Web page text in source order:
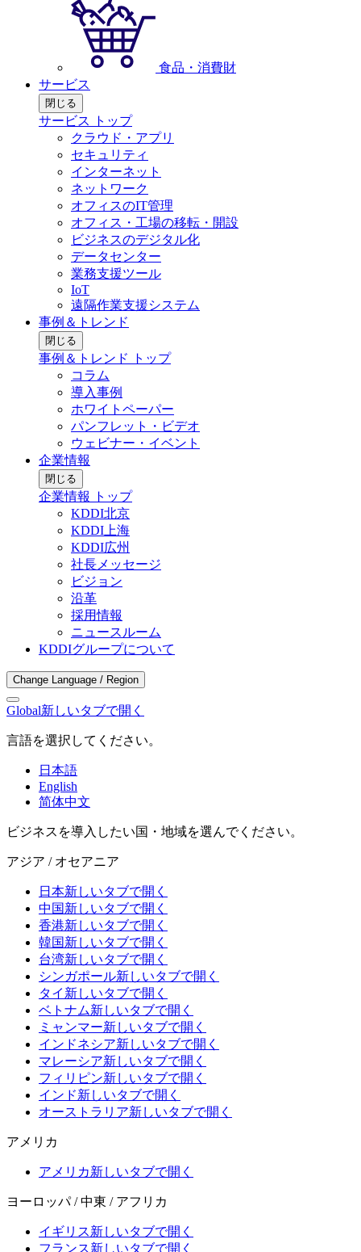
食品・消費財
サービス
閉じる
サービス トップ
クラウド・アプリ
セキュリティ
インターネット
ネットワーク
オフィスのIT管理
オフィス・工場の移転・開設
ビジネスのデジタル化
データセンター
業務支援ツール
IoT
遠隔作業支援システム
事例＆トレンド
閉じる
事例＆トレンド トップ
コラム
導入事例
ホワイトペーパー
パンフレット・ビデオ
ウェビナー・イベント
企業情報
閉じる
企業情報 トップ
KDDI北京
KDDI上海
KDDI広州
社長メッセージ
ビジョン
沿革
採用情報
ニュースルーム
KDDIグループについて
Change Language / Region
Global新しいタブで開く
言語を選択してください。
日本語
English
简体中文
ビジネスを導入したい国・地域を選んでください。
アジア / オセアニア
日本新しいタブで開く
中国新しいタブで開く
香港新しいタブで開く
韓国新しいタブで開く
台湾新しいタブで開く
シンガポール新しいタブで開く
タイ 新しいタブで開く
ベトナム新しいタブで開く
ミャンマー新しいタブで開く
インドネシア新しいタブで開く
マレーシア新しいタブで開く
フィリピン新しいタブで開く
インド新しいタブで開く
オーストラリア新しいタブで開く
アメリカ
アメリカ新しいタブで開く
ヨーロッパ / 中東 / アフリカ
イギリス新しいタブで開く
フランス新しいタブで開く